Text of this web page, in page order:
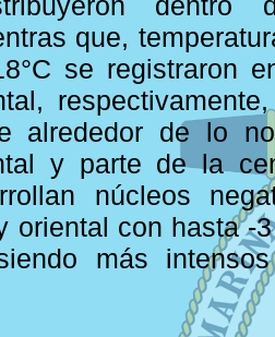
que,
se registraron
alrededor de lo
y parte de la
núcleos
oriental con hasta -
más